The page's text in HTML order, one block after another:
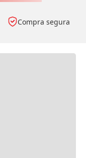
Compra segura